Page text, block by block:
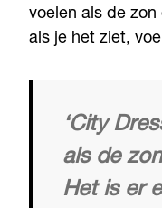
voelen als de
als je het ziet,
‘City
als de
Het is er